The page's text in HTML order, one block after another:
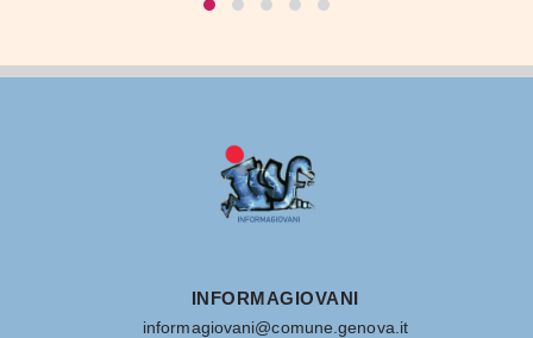
INFORMAGIOVANI
informagiovani@comune.genova.it